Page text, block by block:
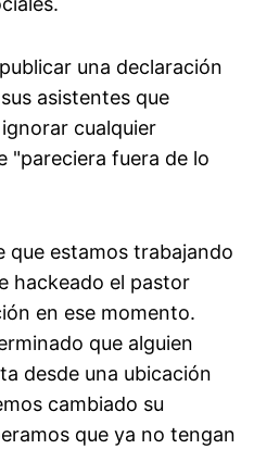
una declaración
asistentes que
cualquier
"pareciera fuera de lo
que estamos trabajando
hackeado el pastor
en ese momento.
que alguien
desde una ubicación
cambiado su
que ya no tengan